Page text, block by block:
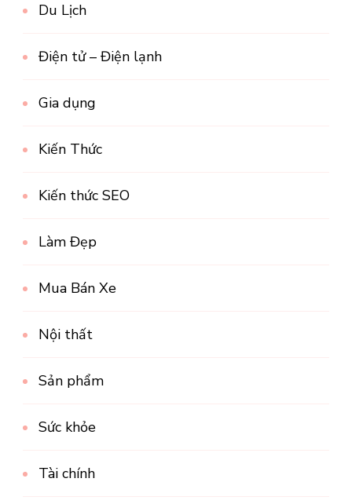
Du Lịch
Điện tử – Điện lạnh
Gia dụng
Kiến Thức
Kiến thức SEO
Làm Đẹp
Mua Bán Xe
Nội thất
Sản phẩm
Sức khỏe
Tài chính